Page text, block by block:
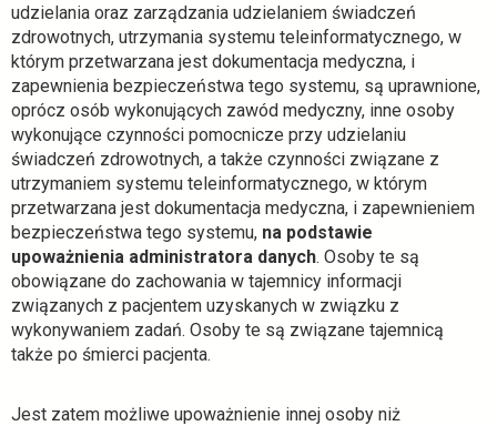
udzielania oraz zarządzania udzielaniem świadczeń
zdrowotnych, utrzymania systemu teleinformatycznego, w
którym przetwarzana jest dokumentacja medyczna, i
zapewnienia bezpieczeństwa tego systemu, są uprawnione,
oprócz osób wykonujących zawód medyczny, inne osoby
wykonujące czynności pomocnicze przy udzielaniu
świadczeń zdrowotnych, a także czynności związane z
utrzymaniem systemu teleinformatycznego, w którym
przetwarzana jest dokumentacja medyczna, i zapewnieniem
bezpieczeństwa tego systemu, na podstawie
upoważnienia administratora danych. Osoby te są
obowiązane do zachowania w tajemnicy informacji
związanych z pacjentem uzyskanych w związku z
wykonywaniem zadań. Osoby te są związane tajemnicą
także po śmierci pacjenta.
Jest zatem możliwe upoważnienie innej osoby niż